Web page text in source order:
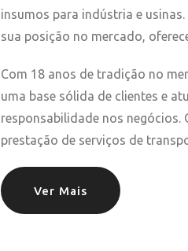
insumos para indústria e
sua posição no mercado,
Com 18 anos de tradição no
uma base sólida de clientes e
responsabilidade nos negócios.
prestação de serviços de
Ver Mais